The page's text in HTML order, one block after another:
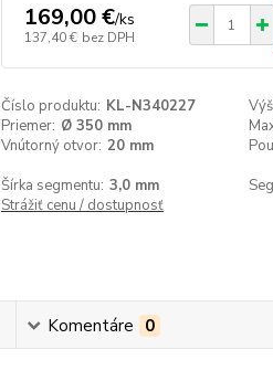
169,00 €/ks
137,40 € bez DPH
Číslo produktu: KL-N340227
Priemer: Ø 350 mm
Vnútorný otvor: 20 mm
Šírka segmentu: 3,0 mm
Strážiť cenu / dostupnosť
Komentáre 0